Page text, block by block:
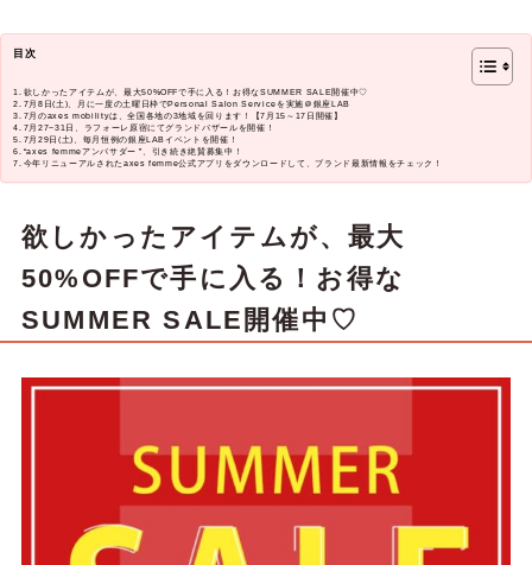
目次
欲しかったアイテムが、最大50%OFFで手に入る！お得なSUMMER SALE開催中♡
7月8日(土)、月に一度の土曜日枠でPersonal Salon Serviceを実施＠銀座LAB
7月のaxes mobilityは、全国各地の3地域を回ります！【7月15～17日開催】
7月27~31日、ラフォーレ原宿にてグランドバザールを開催！
7月29日(土)、毎月恒例の銀座LABイベントを開催！
“axes femmeアンバサダー ”、引き続き絶賛募集中！
今年リニューアルされたaxes femme公式アプリをダウンロードして、ブランド最新情報をチェック！
欲しかったアイテムが、最大
50%OFFで手に入る！お得な
SUMMER SALE開催中♡